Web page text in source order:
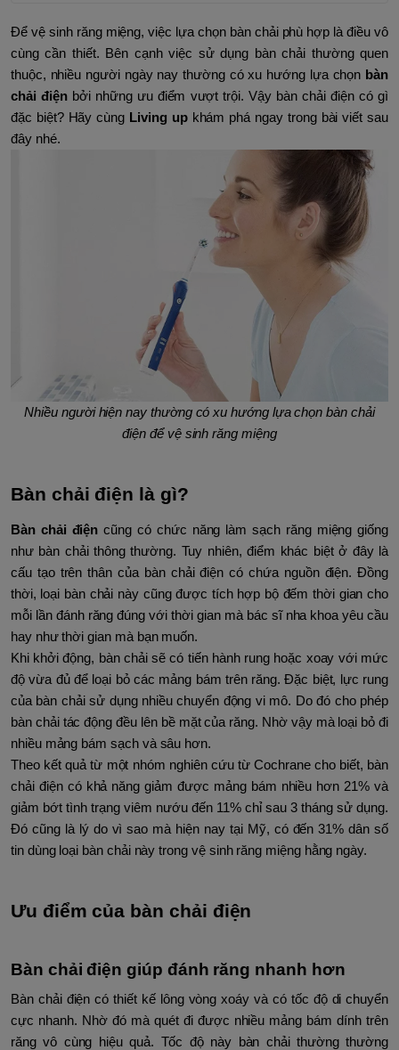
Để vệ sinh răng miệng, việc lựa chọn bàn chải phù hợp là điều vô
cùng cần thiết. Bên cạnh việc sử dụng bàn chải thường quen
thuộc, nhiều người ngày nay thường có xu hướng lựa chọn bàn
chải điệnbởi những ưu điểm vượt trội. Vậy bàn chải điện có gì
đặc biệt? Hãy cùng Living upkhám phá ngay trong bài viết sau
đây nhé.
Nhiều người hiện nay thường có xu hướng lựa chọn bàn chải
điện để vệ sinh răng miệng
Bàn chải điện là gì?
Bàn chải điện cũng có chức năng làm sạch răng miệng giống
như bàn chải thông thường. Tuy nhiên, điểm khác biệt ở đây là
cấu tạo trên thân của bàn chải điện có chứa nguồn điện. Đồng
thời, loại bàn chải này cũng được tích hợp bộ đếm thời gian cho
mỗi lần đánh răng đúng với thời gian mà bác sĩ nha khoa yêu cầu
hay như thời gian mà bạn muốn.
Khi khởi động, bàn chải sẽ có tiến hành rung hoặc xoay với mức
độ vừa đủ để loại bỏ các mảng bám trên răng. Đặc biệt, lực rung
của bàn chải sử dụng nhiều chuyển động vi mô. Do đó cho phép
bàn chải tác động đều lên bề mặt của răng. Nhờ vậy mà loại bỏ đi
nhiều mảng bám sạch và sâu hơn.
Theo kết quả từ một nhóm nghiên cứu từ Cochrane cho biết, bàn
chải điện có khả năng giảm được mảng bám nhiều hơn 21% và
giảm bớt tình trạng viêm nướu đến 11% chỉ sau 3 tháng sử dụng.
Đó cũng là lý do vì sao mà hiện nay tại Mỹ, có đến 31% dân số
tin dùng loại bàn chải này trong vệ sinh răng miệng hằng ngày.
Ưu điểm của bàn chải điện
Bàn chải điện giúp đánh răng nhanh hơn
Bàn chải điện có thiết kế lông vòng xoáy và có tốc độ di chuyển
cực nhanh. Nhờ đó mà quét đi được nhiều mảng bám dính trên
răng vô cùng hiệu quả. Tốc độ này bàn chải thường thường